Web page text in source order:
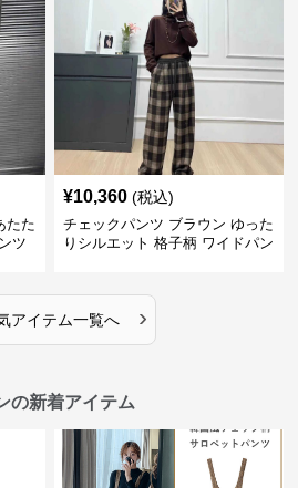
たた
ツ
¥10,360 (税込)
チェックパンツ ブラウン ゆった
りシルエット 格子柄 ワイドパン
アイテム一覧へ ›
の新着アイテム